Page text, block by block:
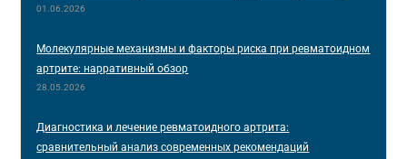
01.06.2026
Молекулярные механизмы и факторы риска при ревматоидном
артрите: нарративный обзор
28.05.2026
Диагностика и лечение ревматоидного артрита:
сравнительный анализ современных рекомендаций